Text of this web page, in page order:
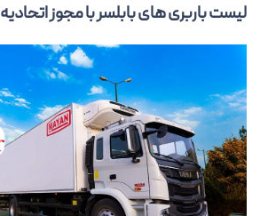
لیست باربری های بابلسر با مجوز اتحادیه